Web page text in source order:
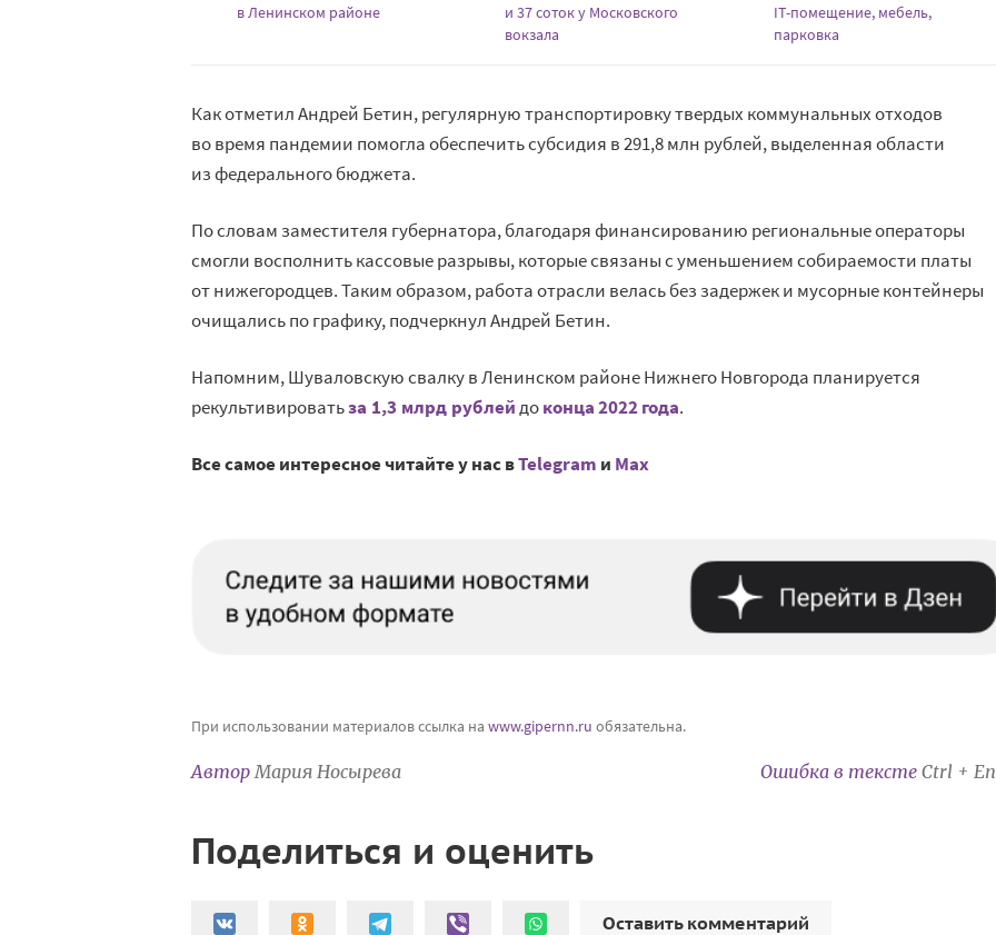
в Ленинском районе
и 37 соток у Московского
вокзала
IT-помещение, мебель,
парковка
Как отметил Андрей Бетин, регулярную транспортировку твердых коммунальных отходов
во время пандемии помогла обеспечить субсидия в 291,8 млн рублей, выделенная области
из федерального бюджета.
По словам заместителя губернатора, благодаря финансированию региональные операторы
смогли восполнить кассовые разрывы, которые связаны с уменьшением собираемости платы
от нижегородцев. Таким образом, работа отрасли велась без задержек и мусорные контейнеры
очищались по графику, подчеркнул Андрей Бетин.
Напомним, Шуваловскую свалку в Ленинском районе Нижнего Новгорода планируется
рекультивироватьза 1,3 млрд рублейдоконца 2022 года.
Все самое интересное читайте у нас вTelegram и Mах
При использовании материалов ссылка на www.gipernn.ru обязательна.
Автор Мария Носырева Ошибка в тексте Ctrl +
Поделиться и оценить
Оставить комментарий